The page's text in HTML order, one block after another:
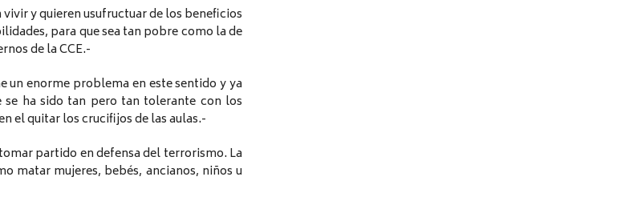
y quieren usufructuar de los beneficios
para que sea tan pobre como la de
de la CCE.-
enorme problema en este sentido y ya
ha sido tan pero tan tolerante con los
el quitar los crucifijos de las aulas.-
partido en defensa del terrorismo. La
matar mujeres, bebés, ancianos, niños u